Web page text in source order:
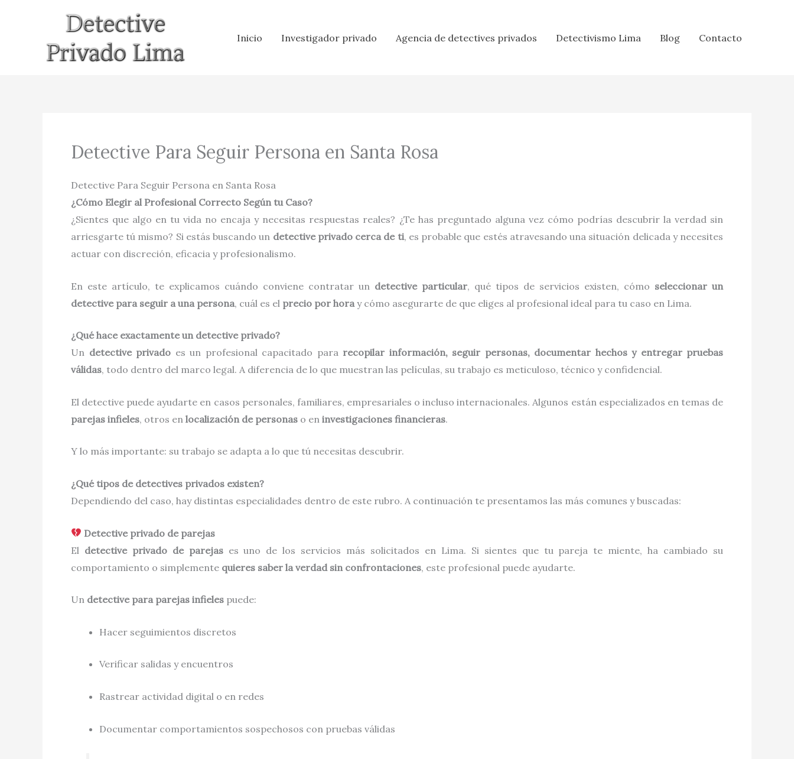
Inicio Investigador privado Agencia de detectives privados Detectivismo Lima Blog Contacto
Detective Para Seguir Persona en Santa Rosa
Detective Para Seguir Persona en Santa Rosa
¿Cómo Elegir al Profesional Correcto Según tu Caso?
¿Sientes que algo en tu vida no encaja y necesitas respuestas reales? ¿Te has preguntado alguna vez cómo podrías descubrir la verdad sin
arriesgarte tú mismo? Si estás buscando un detective privado cerca de ti, es probable que estés atravesando una situación delicada y necesites
actuar con discreción, eficacia y profesionalismo.
En este artículo, te explicamos cuándo conviene contratar un detective particular, qué tipos de servicios existen, cómo seleccionar un
detective para seguir a una persona, cuál es el precio por hora y cómo asegurarte de que eliges al profesional ideal para tu caso en Lima.
¿Qué hace exactamente un detective privado?
Un detective privado es un profesional capacitado para recopilar información, seguir personas, documentar hechos y entregar pruebas
válidas, todo dentro del marco legal. A diferencia de lo que muestran las películas, su trabajo es meticuloso, técnico y confidencial.
El detective puede ayudarte en casos personales, familiares, empresariales o incluso internacionales. Algunos están especializados en temas de
parejas infieles, otros en localización de personas o en investigaciones financieras.
Y lo más importante: su trabajo se adapta a lo que tú necesitas descubrir.
¿Qué tipos de detectives privados existen?
Dependiendo del caso, hay distintas especialidades dentro de este rubro. A continuación te presentamos las más comunes y buscadas:
Detective privado de parejas
El detective privado de parejases uno de los servicios más solicitados en Lima. Si sientes que tu pareja te miente, ha cambiado su
comportamiento o simplemente quieres saber la verdad sin confrontaciones, este profesional puede ayudarte.
Un detective para parejas infieles puede:
Hacer seguimientos discretos
Verificar salidas y encuentros
Rastrear actividad digital o en redes
Documentar comportamientos sospechosos con pruebas válidas